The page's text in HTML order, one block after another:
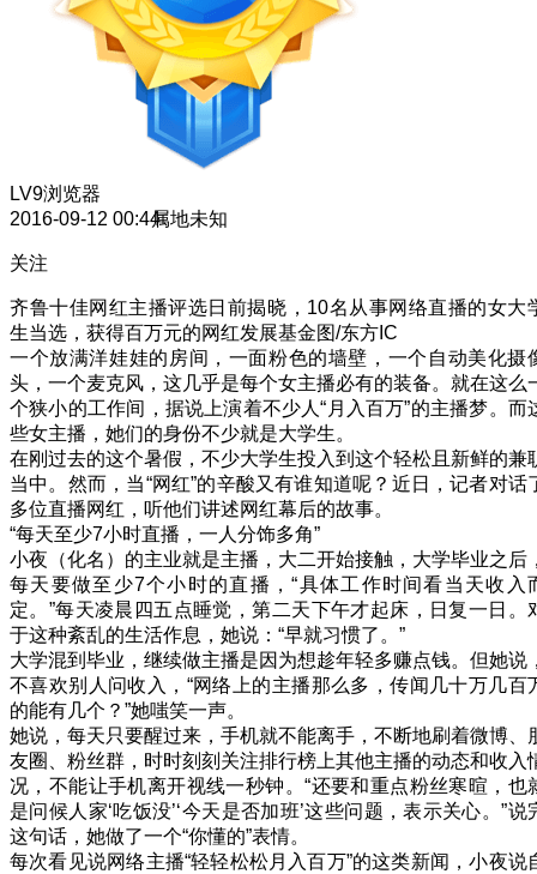
LV9浏览器
2016-09-12 00:44属地未知
关注
齐鲁十佳网红主播评选日前揭晓，10名从事网络直播的女大
生当选，获得百万元的网红发展基金图/东方IC
一个放满洋娃娃的房间，一面粉色的墙壁，一个自动美化摄
头，一个麦克风，这几乎是每个女主播必有的装备。就在这么
个狭小的工作间，据说上演着不少人“月入百万”的主播梦。而
些女主播，她们的身份不少就是大学生。
在刚过去的这个暑假，不少大学生投入到这个轻松且新鲜的兼
当中。然而，当“网红”的辛酸又有谁知道呢？近日，记者对话
多位直播网红，听他们讲述网红幕后的故事。
“每天至少7小时直播，一人分饰多角”
小夜（化名）的主业就是主播，大二开始接触，大学毕业之后
每天要做至少7个小时的直播，“具体工作时间看当天收入
定。”每天凌晨四五点睡觉，第二天下午才起床，日复一日。
于这种紊乱的生活作息，她说：“早就习惯了。”
大学混到毕业，继续做主播是因为想趁年轻多赚点钱。但她说
不喜欢别人问收入，“网络上的主播那么多，传闻几十万几百
的能有几个？”她嗤笑一声。
她说，每天只要醒过来，手机就不能离手，不断地刷着微博、
友圈、粉丝群，时时刻刻关注排行榜上其他主播的动态和收入
况，不能让手机离开视线一秒钟。“还要和重点粉丝寒暄，也
是问候人家‘吃饭没’‘今天是否加班’这些问题，表示关心。”说
这句话，她做了一个“你懂的”表情。
每次看见说网络主播“轻轻松松月入百万”的这类新闻，小夜说